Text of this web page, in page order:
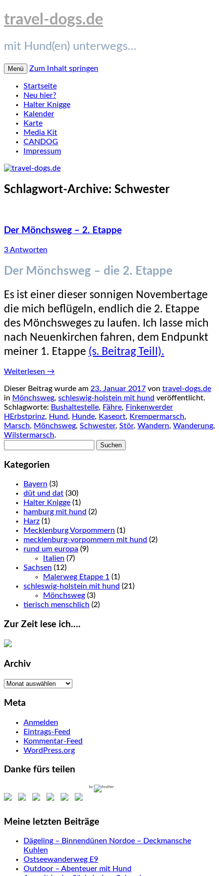
travel-dogs.de
mit Hund(en) unterwegs…
Menü Zum Inhalt springen
Startseite
Neu hier?
Halter Knigge
Kalender
Karte
Media Kit
CANDOG
Impressum
Schlagwort-Archive: Schwester
Der Mönchsweg – 2. Etappe
3 Antworten
Der Mönchsweg – die 2. Etappe
Es ist einer dieser sonnigen Novembertage
die mich beflügeln, endlich die 2. Etappe
des Mönchsweges zu laufen. Ich lasse mich
nach Neuenkirchen fahren, dem Endpunkt
meiner 1. Etappe (s. Beitrag TeilI).
Weiterlesen →
Dieser Beitrag wurde am 23. Januar 2017 von travel-dogs.de
in Mönchsweg, schleswig-holstein mit hund veröffentlicht.
Schlagworte: Bushaltestelle, Fähre, Finkenwerder
HErbstprinz, Hund, Hunde, Kaseort, Krempermarsch,
Marsch, Mönchsweg, Schwester, Stör, Wandern, Wanderung,
Wilstermarsch.
Kategorien
Bayern (3)
düt und dat (30)
Halter Knigge (1)
hamburg mit hund (2)
Harz (1)
Mecklenburg Vorpommern (1)
mecklenburg-vorpommern mit hund (2)
rund um europa (9)
Italien (7)
Sachsen (12)
Malerweg Etappe 1 (1)
schleswig-holstein mit hund (21)
Mönchsweg (3)
tierisch menschlich (2)
Zur Zeit lese ich….
Archiv
Archiv
Meta
Anmelden
Eintrags-Feed
Kommentar-Feed
WordPress.org
Danke fürs teilen
by
Meine letzten Beiträge
Dägeling – Binnendünen Nordoe – Deckmansche
Kuhlen
Ostseewanderweg E9
Outdoor – Abenteuer mit Hund